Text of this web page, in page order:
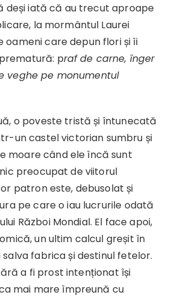
deși iată că au trecut aproape
la mormântul Laurei
oameni care depun flori și îi
praf de carne, înger
veghe pe monumentul
o poveste tristă și întunecată
un castel victorian sumbru și
moare când ele încă sunt
preocupat de viitorul
patron este, debusolat și
pe care o iau lucrurile odată
Război Mondial. El face apoi,
un ultim calcul greșit în
fabrica și destinul fetelor.
a fi prost intenționat își
mai mare împreună cu